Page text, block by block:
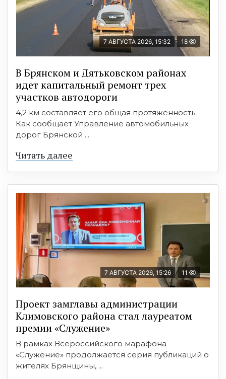
7 АВГУСТА 2026, 15:32 18
В Брянском и Дятьковском районах
идет капитальный ремонт трех
участков автодороги
4,2 км составляет его общая протяженность.
Как сообщает Управление автомобильных
дорог Брянской ...
Читать далее
7 АВГУСТА 2026, 15:26 11
Проект замглавы администрации
Климовского района стал лауреатом
премии «Служение»
В рамках Всероссийского марафона
«Служение» продолжается серия публикаций о
жителях Брянщины, ...